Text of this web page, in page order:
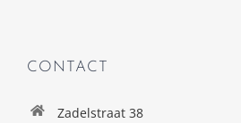
CONTACT
Zadelstraat 38